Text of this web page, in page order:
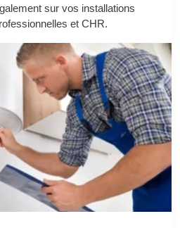
sur vos installations
et CHR.